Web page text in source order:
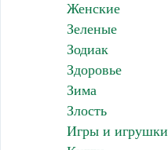
Женские
Зеленые
Зодиак
Здоровье
Зима
Злость
Игры и игрушки